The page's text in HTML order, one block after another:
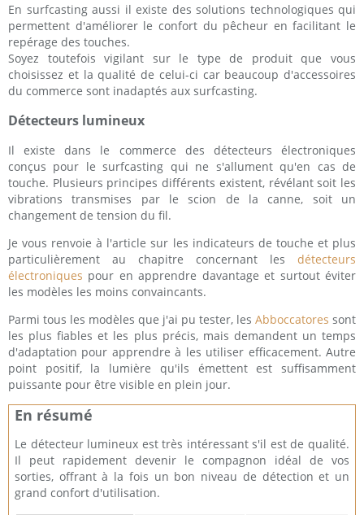
En surfcasting aussi il existe des solutions technologiques qui
permettent d'améliorer le confort du pêcheur en facilitant le
repérage des touches.
Soyez toutefois vigilant sur le type de produit que vous
choisissez et la qualité de celui-ci car beaucoup d'accessoires
du commerce sont inadaptés aux surfcasting.
Détecteurs lumineux
Il existe dans le commerce des détecteurs électroniques
conçus pour le surfcasting qui ne s'allument qu'en cas de
touche. Plusieurs principes différents existent, révélant soit les
vibrations transmises par le scion de la canne, soit un
changement de tension du fil.
Je vous renvoie à l'article sur les indicateurs de touche et plus
particulièrement au chapitre concernant les détecteurs
électroniques pour en apprendre davantage et surtout éviter
les modèles les moins convaincants.
Parmi tous les modèles que j'ai pu tester, les Abboccatores sont
les plus fiables et les plus précis, mais demandent un temps
d'adaptation pour apprendre à les utiliser efficacement. Autre
point positif, la lumière qu'ils émettent est suffisamment
puissante pour être visible en plein jour.
En résumé
Le détecteur lumineux est très intéressant s'il est de qualité.
Il peut rapidement devenir le compagnon idéal de vos
sorties, offrant à la fois un bon niveau de détection et un
grand confort d'utilisation.